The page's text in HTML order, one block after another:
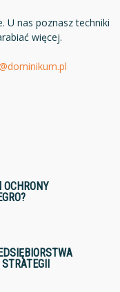
U nas poznasz techniki
więcej.